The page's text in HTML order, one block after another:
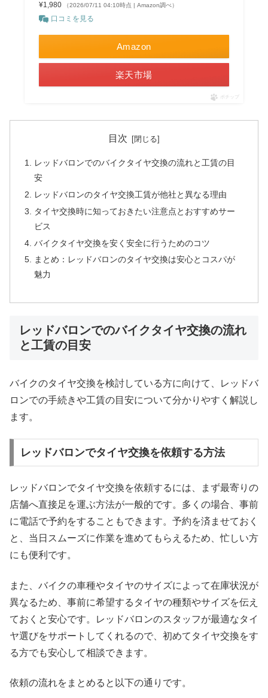
¥1,980
（2026/07/11 04:10時点 | Amazon調べ）
口コミを見る
Amazon
楽天市場
ポチップ
目次
レッドバロンでのバイクタイヤ交換の流れと工賃の目
安
レッドバロンのタイヤ交換工賃が他社と異なる理由
タイヤ交換時に知っておきたい注意点とおすすめサー
ビス
バイクタイヤ交換を安く安全に行うためのコツ
まとめ：レッドバロンのタイヤ交換は安心とコスパが
魅力
レッドバロンでのバイクタイヤ交換の流れ
と工賃の目安
バイクのタイヤ交換を検討している方に向けて、レッドバ
ロンでの手続きや工賃の目安について分かりやすく解説し
ます。
レッドバロンでタイヤ交換を依頼する方法
レッドバロンでタイヤ交換を依頼するには、まず最寄りの
店舗へ直接足を運ぶ方法が一般的です。多くの場合、事前
に電話で予約をすることもできます。予約を済ませておく
と、当日スムーズに作業を進めてもらえるため、忙しい方
にも便利です。
また、バイクの車種やタイヤのサイズによって在庫状況が
異なるため、事前に希望するタイヤの種類やサイズを伝え
ておくと安心です。レッドバロンのスタッフが最適なタイ
ヤ選びをサポートしてくれるので、初めてタイヤ交換をす
る方でも安心して相談できます。
依頼の流れをまとめると以下の通りです。